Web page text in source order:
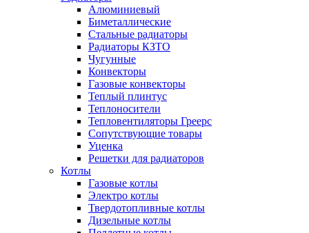
Алюминиевый
Биметаллические
Стальные радиаторы
Радиаторы КЗТО
Чугунные
Конвекторы
Газовые конвекторы
Теплый плинтус
Теплоносители
Тепловентиляторы Греерс
Сопутствующие товары
Уценка
Решетки для радиаторов
Котлы
Газовые котлы
Электро котлы
Твердотопливные котлы
Дизельные котлы